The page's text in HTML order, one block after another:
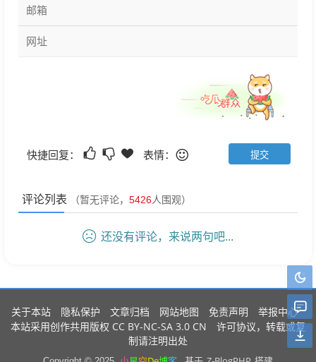
快捷回复： 表情：
评论列表 （暂无评论， 5426人围观）
还没有评论，来说两句吧...
关于本站 隐私保护 文章归档 网站地图 免责声明 举报中心
本站采用创作共用版权 CC BY-NC-SA 3.0 CN
许可协议，转载或复
制请注明出处